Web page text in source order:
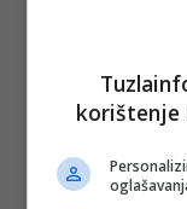
korištenje